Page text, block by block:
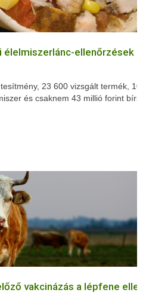
élelmiszerlánc-ellenőrzések
23 600 vizsgált termék, 102
és csaknem 43 millió forint
jelentősen csökkent például a
alkalmatlan termékek
vakcinázás a lépfene elleni